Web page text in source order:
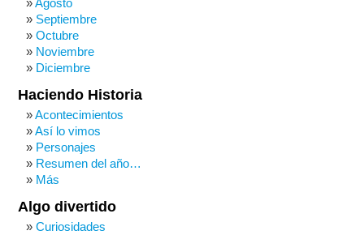
Agosto
Septiembre
Octubre
Noviembre
Diciembre
Haciendo Historia
Acontecimientos
Así lo vimos
Personajes
Resumen del año…
Más
Algo divertido
Curiosidades